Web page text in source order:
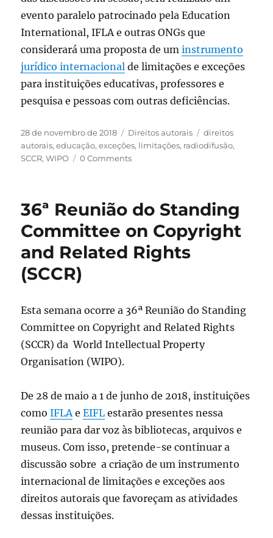
evento paralelo patrocinado pela Education
International, IFLA e outras ONGs que
considerará uma proposta de uminstrumento
jurídico internacional de limitações e exceções
para instituições educativas, professores e
pesquisa e pessoas com outras deficiências.
Publicado
em
28 de novembro de 2018 Categorias
Direitos autorais Tags
direitos
autorais,educação,exceções, limitações, radiodifusão,
SCCR,WIPO 0 Comments
36ª Reunião do Standing
Committee on Copyright
and Related Rights
(SCCR)
Esta semana ocorre a 36ª Reunião do Standing
Committee on Copyright and Related Rights
(SCCR) da World Intellectual Property
Organisation (WIPO).
De 28 de maio a 1 de junho de 2018, instituições
comoIFLA eEIFL estarão presentes nessa
reunião para dar voz às bibliotecas, arquivos e
museus. Com isso, pretende-se continuar a
discussão sobre a criação de um instrumento
internacional de limitações e exceções aos
direitos autorais que favoreçam as atividades
dessas instituições.